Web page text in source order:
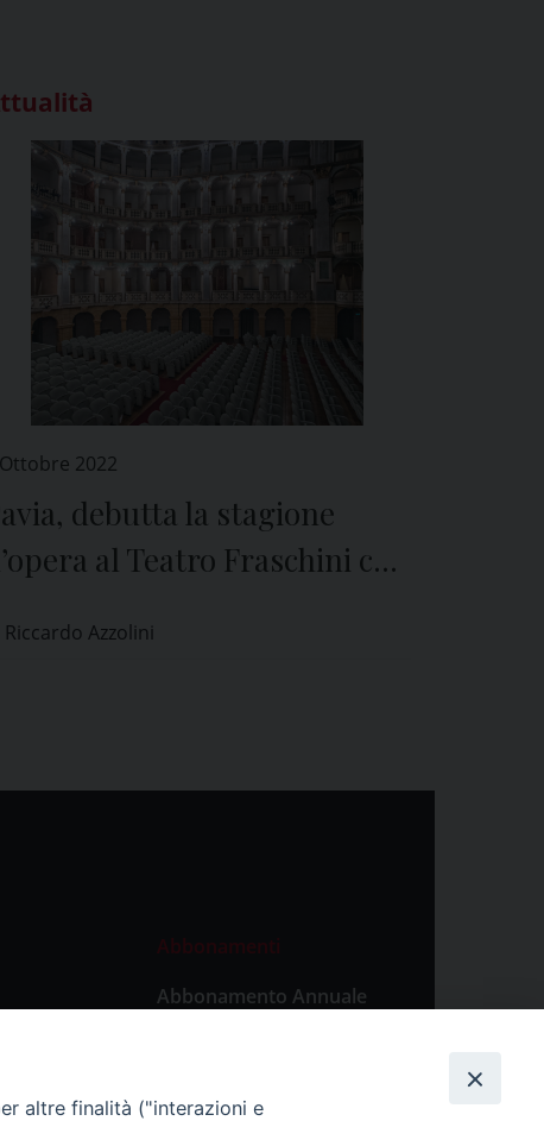
2022
debutta la stagione
al Teatro Fraschini con
Azzolini
Abbonamenti
Abbonamento Annuale
altre finalità ("interazioni e